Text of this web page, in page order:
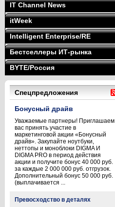
IT Channel News
itWeek
Intelligent Enterprise/RE
Бестселлеры ИТ-рынка
BYTE/Россия
Спецпредложения
Бонусный драйв
Уважаемые партнеры! Приглашаем
вас принять участие в
маркетинговой акции «Бонусный
драйв». Закупайте ноутбуки,
неттопы и моноблоки DIGMA И
DIGMA PRO в период действия
акции и получите бонус 40 000 руб.
за каждые 2 000 000 руб. отгрузок.
Дополнительный бонус 50 000 руб.
(выплачивается ...
Превосходство в деталях